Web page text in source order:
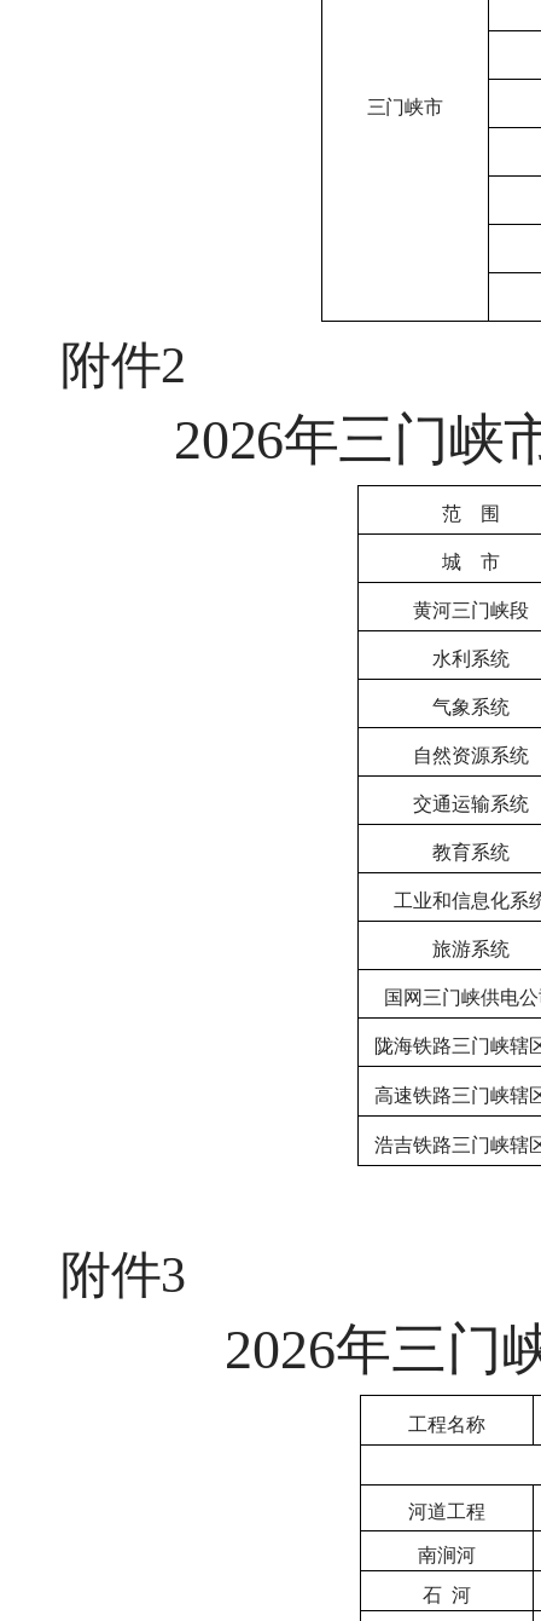
三门峡市
附件2
2026年三门峡
范 围
城 市
黄河三门峡段
水利系统
气象系统
自然资源系统
交通运输系统
教育系统
工业和信息化系
旅游系统
国网三门峡供电
陇海铁路三门峡辖
高速铁路三门峡辖
浩吉铁路三门峡辖
附件3
2026年三门
工程名称
河道工程
南涧河
石 河